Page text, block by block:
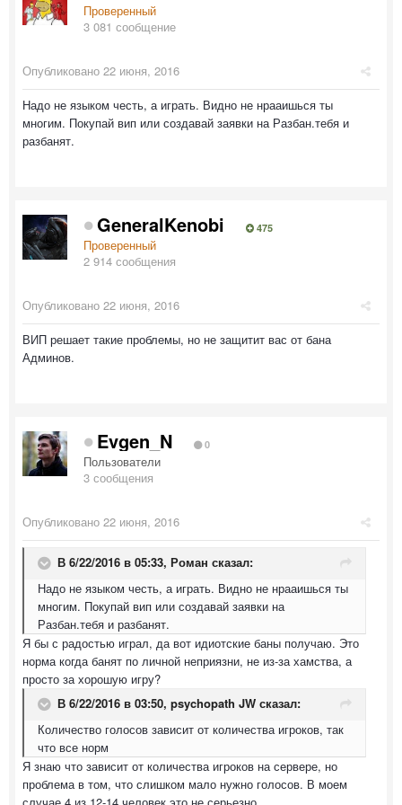
Проверенный
3 081 сообщение
Опубликовано 22 июня, 2016
Надо не языком честь, а играть. Видно не нрааишься ты
многим. Покупай вип или создавай заявки на Разбан.тебя и
разбанят.
GeneralKenobi 475
Проверенный
2 914 сообщения
Опубликовано 22 июня, 2016
ВИП решает такие проблемы, но не защитит вас от бана
Админов.
Evgen_N 0
Пользователи
3 сообщения
Опубликовано 22 июня, 2016
В 6/22/2016 в 05:33, Роман сказал:
Надо не языком честь, а играть. Видно не нрааишься ты
многим. Покупай вип или создавай заявки на
Разбан.тебя и разбанят.
Я бы с радостью играл, да вот идиотские баны получаю. Это
норма когда банят по личной неприязни, не из-за хамства, а
просто за хорошую игру?
В 6/22/2016 в 03:50, psychopath JW сказал:
Количество голосов зависит от количества игроков, так
что все норм
Я знаю что зависит от количества игроков на сервере, но
проблема в том, что слишком мало нужно голосов. В моем